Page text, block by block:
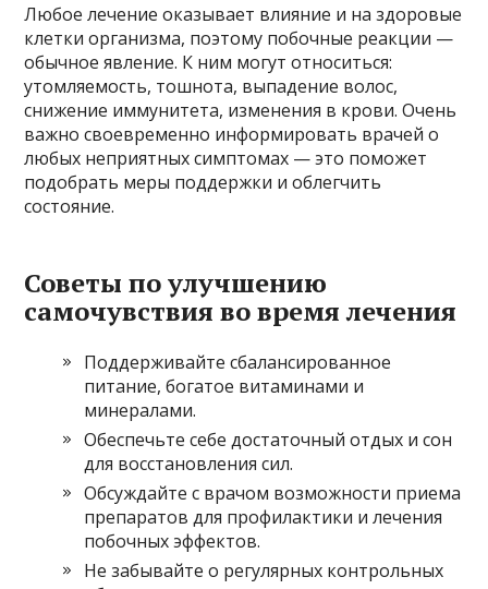
Любое лечение оказывает влияние и на здоровые
клетки организма, поэтому побочные реакции —
обычное явление. К ним могут относиться:
утомляемость, тошнота, выпадение волос,
снижение иммунитета, изменения в крови. Очень
важно своевременно информировать врачей о
любых неприятных симптомах — это поможет
подобрать меры поддержки и облегчить
состояние.
Советы по улучшению
самочувствия во время лечения
Поддерживайте сбалансированное
питание, богатое витаминами и
минералами.
Обеспечьте себе достаточный отдых и сон
для восстановления сил.
Обсуждайте с врачом возможности приема
препаратов для профилактики и лечения
побочных эффектов.
Не забывайте о регулярных контрольных